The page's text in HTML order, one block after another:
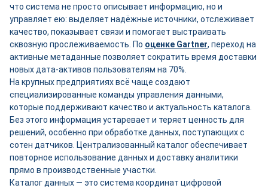
что система не просто описывает информацию, но и
управляет ею: выделяет надёжные источники, отслеживает
качество, показывает связи и помогает выстраивать
сквозную прослеживаемость. По оценке Gartner, переход на
активные метаданные позволяет сократить время доставки
новых дата-активов пользователям на 70%.
На крупных предприятиях всё чаще создают
специализированные команды управления данными,
которые поддерживают качество и актуальность каталога.
Без этого информация устаревает и теряет ценность для
решений, особенно при обработке данных, поступающих с
сотен датчиков. Централизованный каталог обеспечивает
повторное использование данных и доставку аналитики
прямо в производственные участки.
Каталог данных — это система координат цифровой